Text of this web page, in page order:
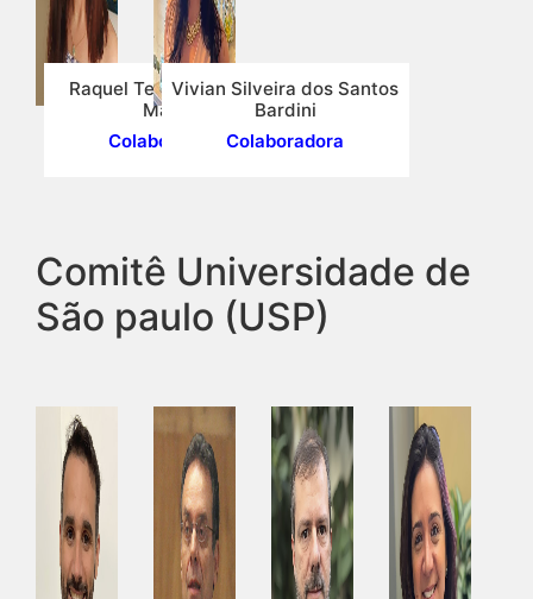
Raquel Teixeira Gomes
Magri
Colaboradora
Vivian Silveira dos Santos
Bardini
Colaboradora
Comitê Universidade de
São paulo (USP)